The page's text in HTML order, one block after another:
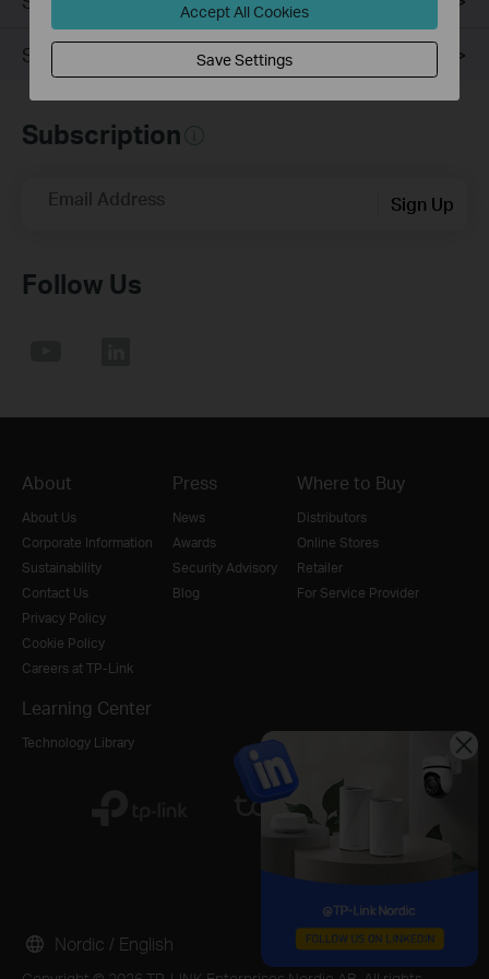
Support
Subscription
Email Address Sign Up
Follow Us
About
About Us
Corporate Information
Sustainability
Contact Us
Privacy Policy
Cookie Policy
Careers at TP-Link
Press
News
Awards
Security Advisory
Blog
Where to Buy
Distributors
Online Stores
Retailer
For Service Provider
Learning Center
Technology Library
Nordic / English
Accept All Cookies
Save Settings